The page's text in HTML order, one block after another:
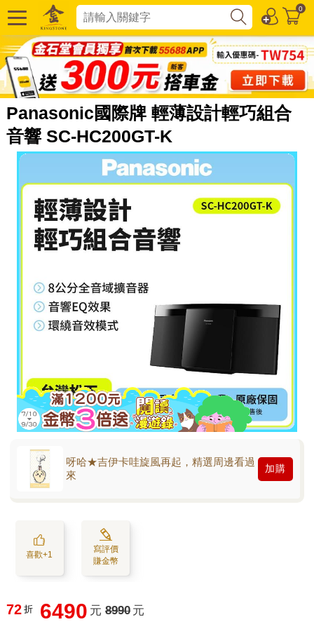
0
Panasonic國際牌 輕薄設計輕巧組合
音響 SC-HC200GT-K
呀哈★吉伊卡哇旋風再起，精選周邊看過
來
加購
喜歡+1
寫評價
賺金幣
72 折 6490 元 8990 元